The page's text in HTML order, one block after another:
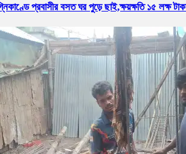
প্রবাসীর বসত ঘর পুড়ে ছাই,ক্ষয়ক্ষতি ১৫ লক্ষ